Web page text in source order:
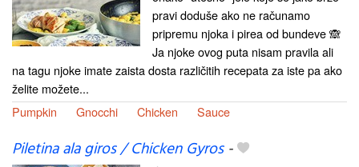
pravi doduše ako ne računamo
pripremu njoka i pirea od bundeve 🙈
Ja njoke ovog puta nisam pravila ali
na tagu njoke imate zaista dosta različitih recepata za iste pa ako
želite možete...
Pumpkin
Gnocchi Chicken Sauce
Piletina ala giros / Chicken Gyros-